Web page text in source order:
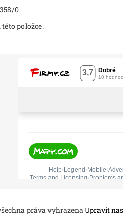
0
položce.
práva vyhrazenaUpravit